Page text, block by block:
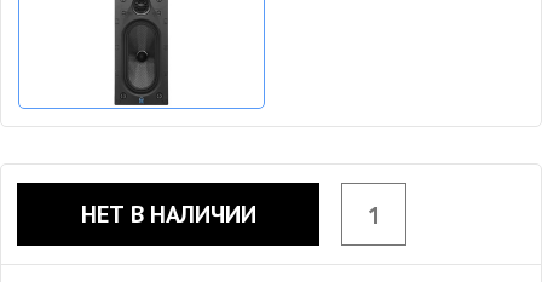
НЕТ В НАЛИЧИИ